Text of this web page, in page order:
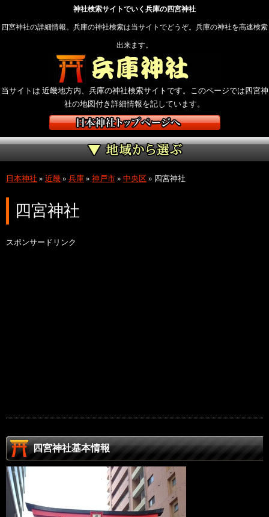
神社検索サイトでいく兵庫の四宮神社
四宮神社の詳細情報。兵庫の神社検索は当サイトでどうぞ。兵庫の神社を高速検索
出来ます。
当サイトは 近畿地方内、兵庫の神社検索サイトです。このページでは四宮神
社の地図付き詳細情報を記しています。
日本神社 » 近畿 » 兵庫 » 神戸市 » 中央区 » 四宮神社
四宮神社
スポンサードリンク
四宮神社基本情報